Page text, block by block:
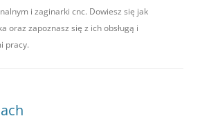
i zaginarki cnc. Dowiesz się jak
oraz zapoznasz się z ich obsługą i
pracy.